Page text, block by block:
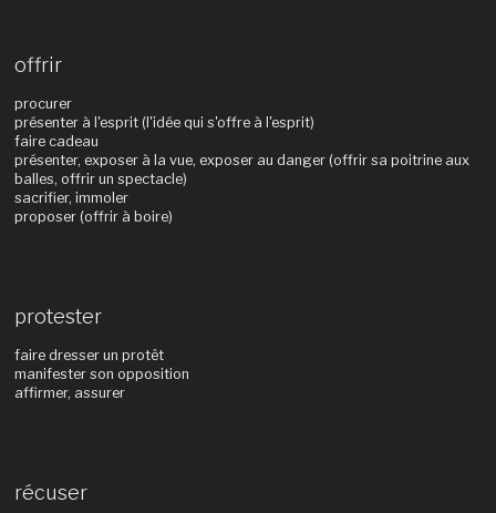
offrir
procurer
présenter à l'esprit (l'idée qui s'offre à l'esprit)
faire cadeau
présenter, exposer à la vue, exposer au danger (offrir sa poitrine aux
balles, offrir un spectacle)
sacrifier, immoler
proposer (offrir à boire)
protester
faire dresser un protêt
manifester son opposition
affirmer, assurer
récuser